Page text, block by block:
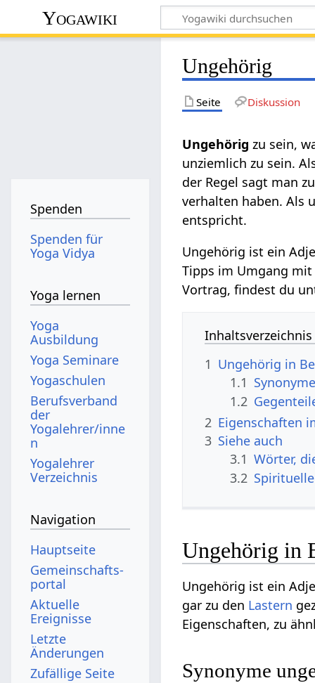
Yogawiki
Ungehörig
Seite Diskussion
Ungehörigzu sein,
unziemlich zu sein.
der Regel sagt man
verhalten haben. Als
entspricht.
Ungehörig ist ein
Tipps im Umgang
Vortrag, findest du
Inhaltsverzeichnis
1 Ungehörig in
1.1
1.2
2 Eigenschaften
3 Siehe auch
3.1 Wörter,
3.2
Ungehörig in
Ungehörig ist ein
gar zu den Lastern
Eigenschaften, zu
Synonyme
Spenden
Spenden für
Yoga Vidya
Yoga lernen
Yoga
Ausbildung
Yoga Seminare
Yogaschulen
Berufsverband
der
Yogalehrer/inne
n
Yogalehrer
Verzeichnis
Navigation
Hauptseite
Gemeinschafts­
portal
Aktuelle
Ereignisse
Letzte
Änderungen
Zufällige Seite